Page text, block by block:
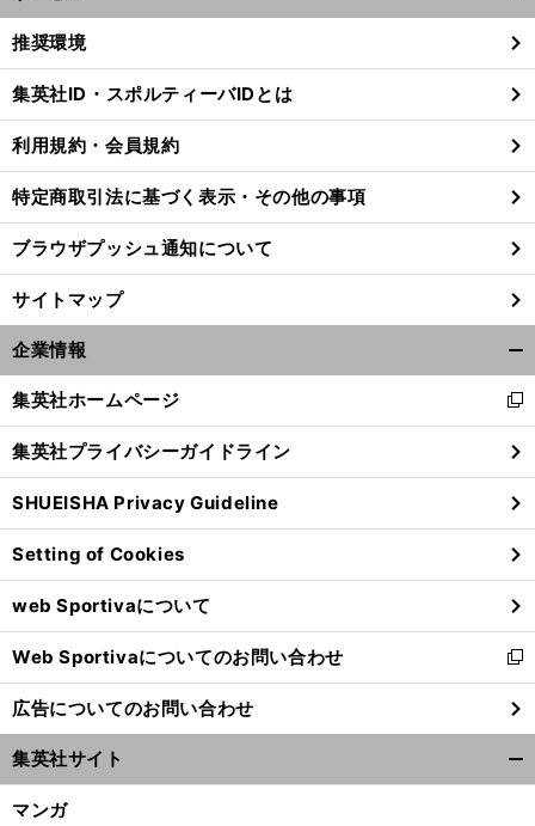
前
閉
る
推奨環境
集英社ID・スポルティーバIDとは
利用規約・会員規約
特定商取引法に基づく表示・その他の事項
ブラウザプッシュ通知について
サイトマップ
企業情報
閉
る
集英社ホームページ
新
し
い
ウ
ィ
ン
ド
ウ
で
開
く
集英社プライバシーガイドライン
SHUEISHA Privacy Guideline
Setting of Cookies
web Sportivaについて
Web Sportivaについてのお問い合わせ
新
し
い
ウ
ィ
ン
広告についてのお問い合わせ
集英社サイト
マンガ